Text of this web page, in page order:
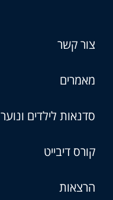
צור קשר
מאמרים
סדנאות לילדים ונוער
קורס דיבייט
הרצאות